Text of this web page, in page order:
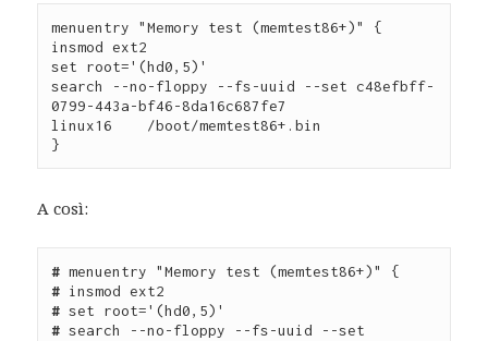
menuentry "Memory test (memtest86+)" {
insmod ext2
set root='(hd0,5)'
search --no-floppy --fs-uuid --set c48efbff-
0799-443a-bf46-8da16c687fe7
linux16    /boot/memtest86+.bin
}
A così:
#
#
#
# search --no-floppy --fs-uuid --set